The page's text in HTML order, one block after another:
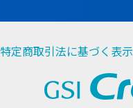
特定商取引法に基づく表示